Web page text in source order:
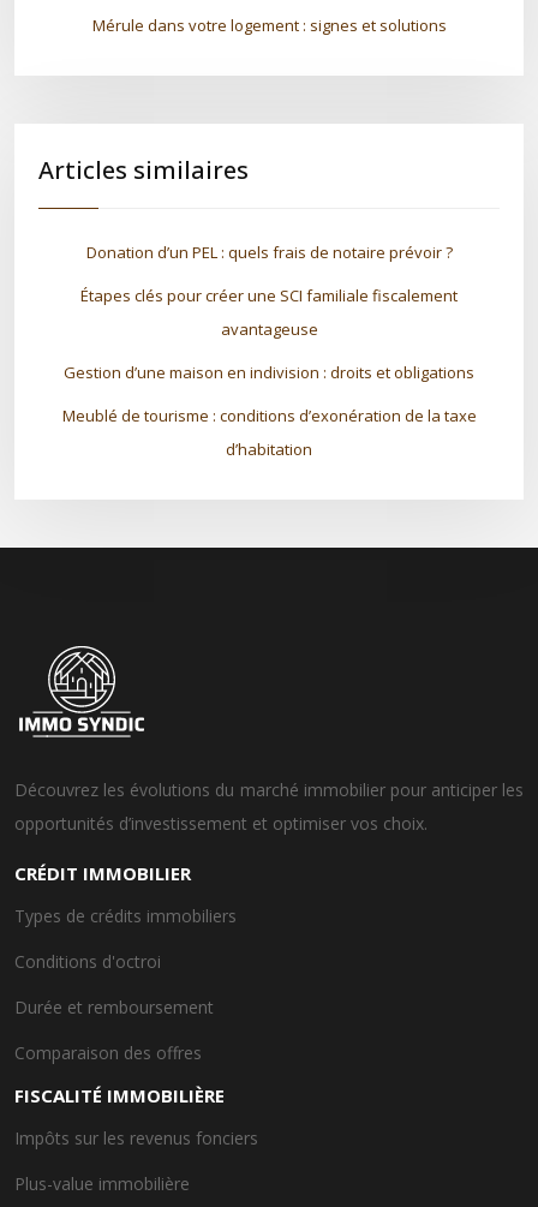
Mérule dans votre logement : signes et solutions
Articles similaires
Donation d’un PEL : quels frais de notaire prévoir ?
Étapes clés pour créer une SCI familiale fiscalement
avantageuse
Gestion d’une maison en indivision : droits et obligations
Meublé de tourisme : conditions d’exonération de la taxe
d’habitation
Découvrez les évolutions du marché immobilier pour anticiper les
opportunités d’investissement et optimiser vos choix.
CRÉDIT IMMOBILIER
Types de crédits immobiliers
Conditions d'octroi
Durée et remboursement
Comparaison des offres
FISCALITÉ IMMOBILIÈRE
Impôts sur les revenus fonciers
Plus-value immobilière